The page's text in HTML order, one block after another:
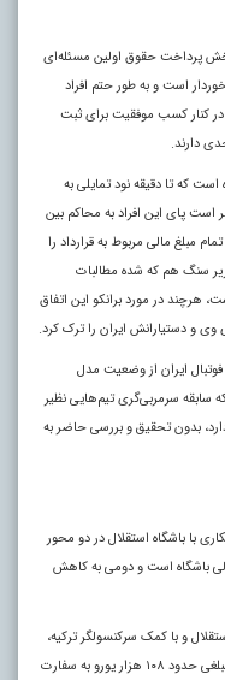
پرداخت حقوق اولین مسئله‌ای
است و به طور حتم افراد
در کنار کسب موفقیت برای ثبت
دارند.
که تا دقیقه نود تمایلی به
پای این افراد به محاکم بین
مبلغ مالی مربوط به قرارداد را
سنگ هم که شده مطالبات
در مورد برانکو این اتفاق
وی و دستیارانش ایران را ترک کرد.
ایران از وضعیت مدل
سرمربی‌گری تیم‌هایی نظیر
دارد، بدون تحقیق و بررسی حاضر به
با باشگاه استقلال در دو محور
باشگاه است و دومی به کاهش
و با کمک سرکنسولگر ترکیه،
معاون وزیر خارجه و پیگیری وزارت ورزش و جوانان، مبلغی حدود ۱۰۸ هزار یورو به سفارت